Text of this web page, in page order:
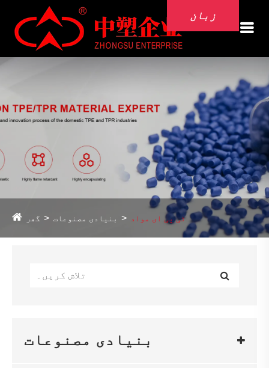
زبان
گھر بنیادی مصنوعات ٹی پی ای مواد
بنیادی مصنوعات